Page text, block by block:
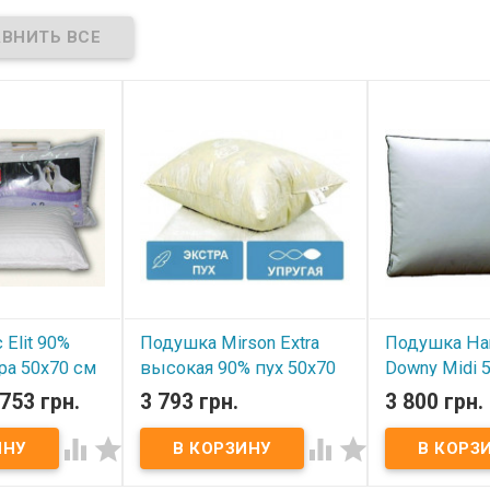
Elit 90%
50x70 см
90% пуха, 10%
50x70
пух, 10%
грн.
 
Подушка Mirson Extra
высокая 90% пух 50x70
см
В наличии
Подушка Mirson Extra высокая
3 793 грн.
 
Подушка
Downy Midi
(70% пух,
В наличии
3 800 грн.